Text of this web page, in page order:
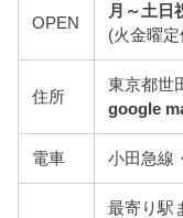
OPEN
月～土日
(火金曜定
住所
東京都世
google
電車 小田急線
最寄り駅